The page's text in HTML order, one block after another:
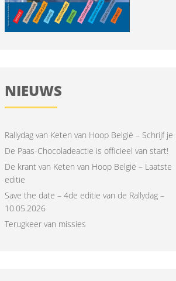
NIEUWS
Rallydag van Keten van Hoop België – Schrijf je
De Paas-Chocoladeactie is officieel van start!
De krant van Keten van Hoop België – Laatste
editie
Save the date – 4de editie van de Rallydag –
10.05.2026
Terugkeer van missies